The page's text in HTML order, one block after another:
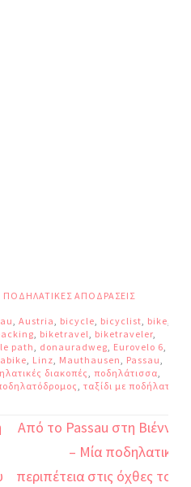
ΠΟΔΗΛΑΤΙΚΕΣ ΑΠΟΔΡΑΣΕΙΣ
, Austria, bicycle, bicyclist, bike,
, biketravel, biketraveler,
path, donauradweg, Eurovelo 6,
, Linz, Mauthausen, Passau,
διακοπές, ποδηλάτισσα,
, ταξίδι με ποδήλατο
Από το Passau στη Βιέννη
– Μία ποδηλατική
περιπέτεια στις όχθες του